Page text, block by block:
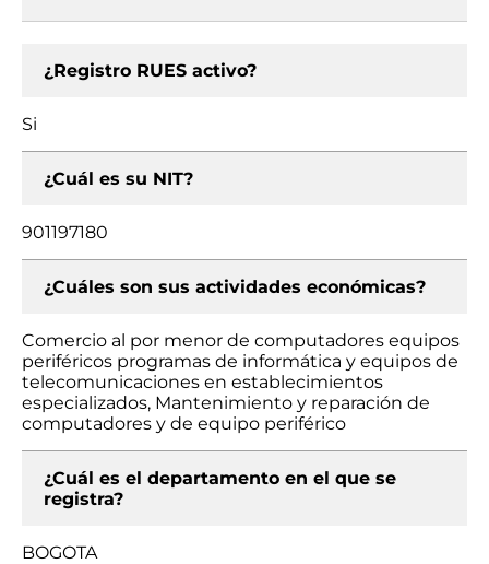
¿Registro RUES activo?
Si
¿Cuál es su NIT?
901197180
¿Cuáles son sus actividades económicas?
Comercio al por menor de computadores equipos
periféricos programas de informática y equipos de
telecomunicaciones en establecimientos
especializados, Mantenimiento y reparación de
computadores y de equipo periférico
¿Cuál es el departamento en el que se
registra?
BOGOTA